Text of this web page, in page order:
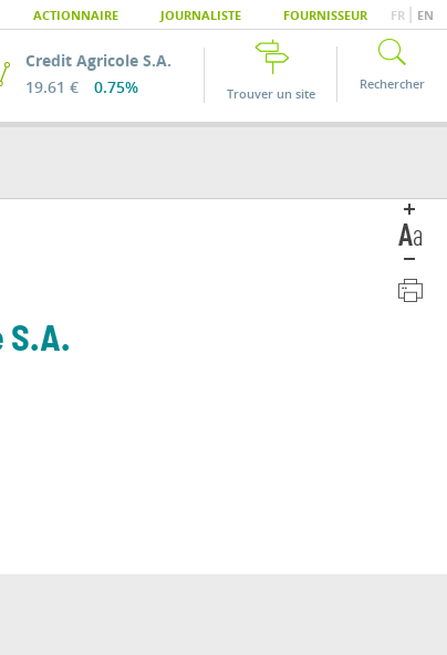
ACTIONNAIRE JOURNALISTE FOURNISSEUR FR EN
Credit Agricole S.A.
19.61 €
0.75% Trouver un site
Rechercher
S.A.